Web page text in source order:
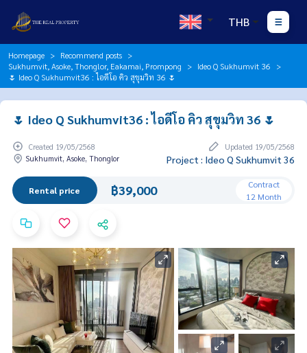
THB
Homepage
Recommend posts
Sukhumvit, Asoke, Thonglor, Eakamai, Prompong
Ideo Q Sukhumvit 36
🌷 Ideo Q Sukhumvit36 : ไอดีโอ คิว สุขุมวิท 36 🌷
🌷 Ideo Q Sukhumvit36 : ไอดีโอ คิว สุขุมวิท 36 🌷
Created 19/05/2568
Updated 19/05/2568
Sukhumvit, Asoke, Thonglor
Project : Ideo Q Sukhumvit 36
Rental price ฿39,000
Contract
12 Month